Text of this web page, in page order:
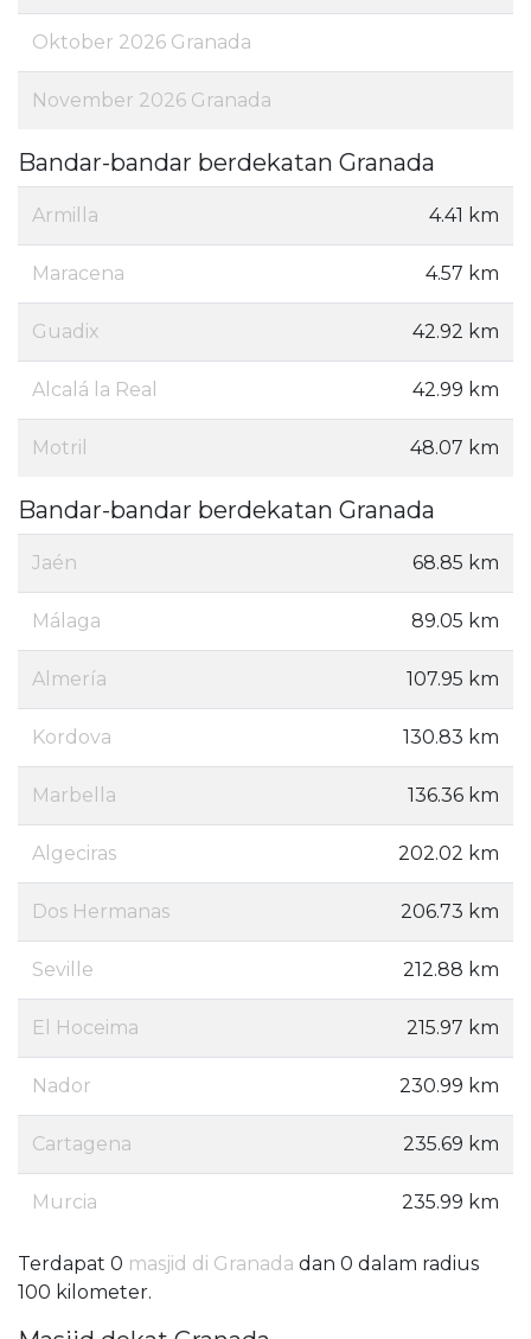
Oktober 2026 Granada
November 2026 Granada
Bandar-bandar berdekatan Granada
Armilla 4.41 km
Maracena 4.57 km
Guadix 42.92 km
Alcalá la Real 42.99 km
Motril 48.07 km
Bandar-bandar berdekatan Granada
Jaén 68.85 km
Málaga 89.05 km
Almería 107.95 km
Kordova 130.83 km
Marbella 136.36 km
Algeciras 202.02 km
Dos Hermanas 206.73 km
Seville 212.88 km
El Hoceima 215.97 km
Nador 230.99 km
Cartagena 235.69 km
Murcia 235.99 km
Terdapat 0 masjid di Granada dan 0 dalam radius
100 kilometer.